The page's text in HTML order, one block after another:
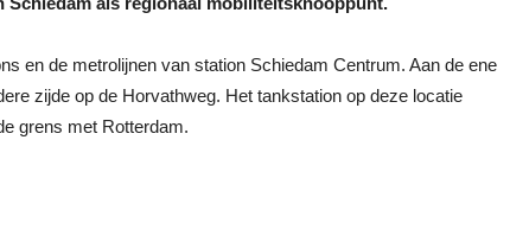
en de metrolijnen van station Schiedam Centrum. Aan de ene
zijde op de Horvathweg. Het tankstation op deze locatie
grens met Rotterdam.